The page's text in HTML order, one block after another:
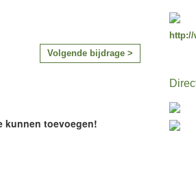
Volgende bijdrage >
kunnen toevoegen!
http://